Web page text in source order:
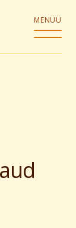
MENÜÜ